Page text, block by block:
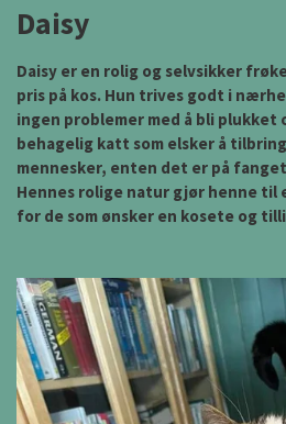
Daisy
Daisy er en rolig og selvsikker
pris på kos. Hun trives godt i
ingen problemer med å bli plukket
behagelig katt som elsker å
mennesker, enten det er på
Hennes rolige natur gjør henne
for de som ønsker en kosete og